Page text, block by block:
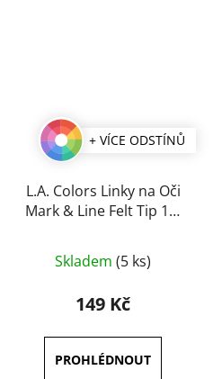
+ VÍCE ODSTÍNŮ
L.A. Colors Linky na Oči
Mark & Line Felt Tip 1,1
hodnocení
produktu
5,0
z
Skladem (5 ks)
149 Kč